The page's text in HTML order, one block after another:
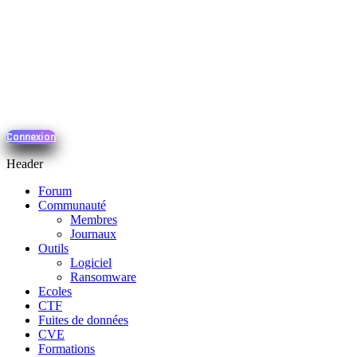
Connexion
Header
Forum
Communauté
Membres
Journaux
Outils
Logiciel
Ransomware
Ecoles
CTF
Fuites de données
CVE
Formations